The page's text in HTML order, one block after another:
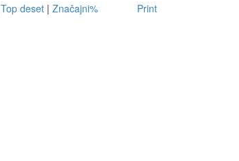
Top deset | Značajni% Print